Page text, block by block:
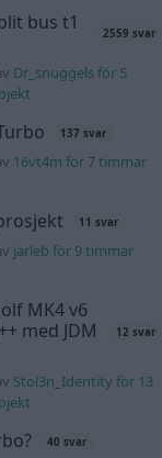
bus t1
2559 svar
Dr_snuggels för 5
137 svar
16vt4m för 7 timmar
11 svar
jarleb för 9 timmar
MK4 v6
med JDM
12 svar
Stol3n_Identity för 13
40 svar